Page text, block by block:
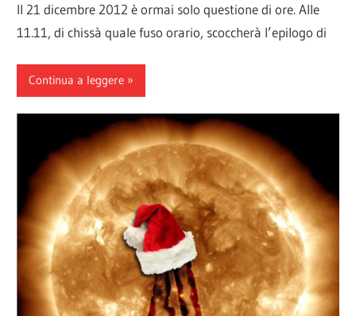
Il 21 dicembre 2012 è ormai solo questione di ore. Alle
11.11, di chissà quale fuso orario, scoccherà l’epilogo di
Continua a leggere